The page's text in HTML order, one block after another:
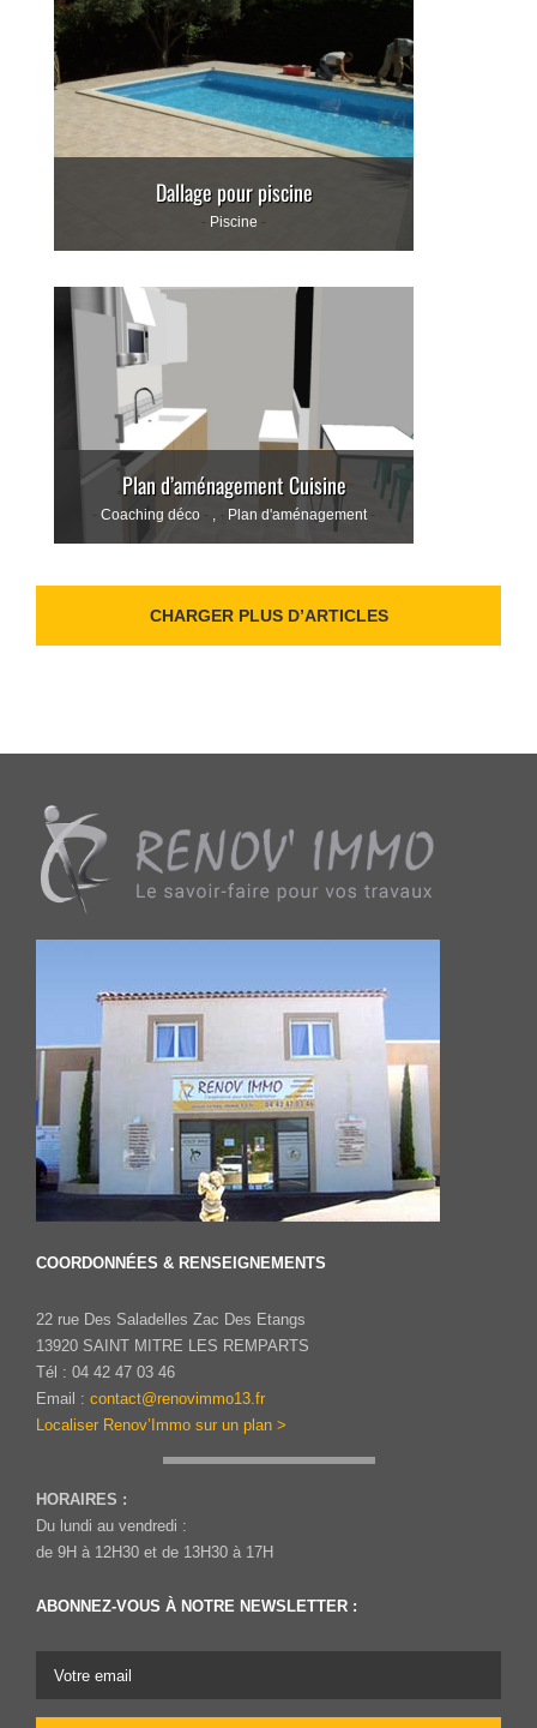
Dallage pour piscine
Piscine
Plan d’aménagement Cuisine
Coaching déco , Plan d'aménagement
CHARGER PLUS D’ARTICLES
COORDONNÉES & RENSEIGNEMENTS
22 rue Des Saladelles Zac Des Etangs
13920 SAINT MITRE LES REMPARTS
Tél : 04 42 47 03 46
Email : contact@renovimmo13.fr
Localiser Renov’Immo sur un plan >
HORAIRES :
Du lundi au vendredi :
de 9H à 12H30 et de 13H30 à 17H
ABONNEZ-VOUS À NOTRE NEWSLETTER :